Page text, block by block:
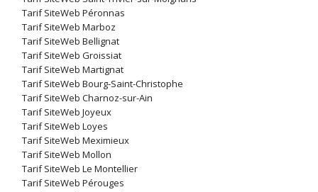
Tarif SiteWeb Péronnas
Tarif SiteWeb Marboz
Tarif SiteWeb Bellignat
Tarif SiteWeb Groissiat
Tarif SiteWeb Martignat
Tarif SiteWeb Bourg-Saint-Christophe
Tarif SiteWeb Charnoz-sur-Ain
Tarif SiteWeb Joyeux
Tarif SiteWeb Loyes
Tarif SiteWeb Meximieux
Tarif SiteWeb Mollon
Tarif SiteWeb Le Montellier
Tarif SiteWeb Pérouges